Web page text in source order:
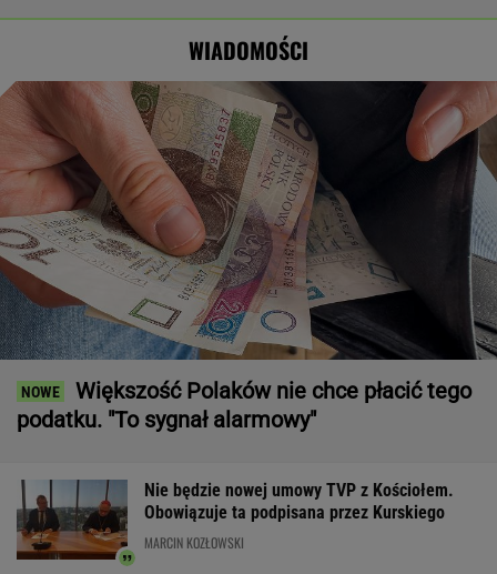
historii"WIADOMOŚCI
Większość Polaków nie chce płacić tego
podatku. "To sygnał alarmowy"
Nie będzie nowej umowy TVP z Kościołem.
Obowiązuje ta podpisana przez Kurskiego
MARCIN KOZŁOWSKI